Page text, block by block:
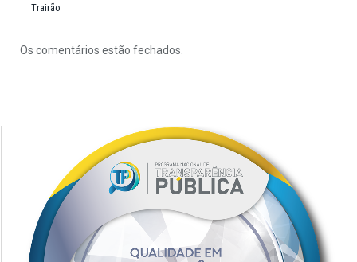
Trairão
Os comentários estão fechados.